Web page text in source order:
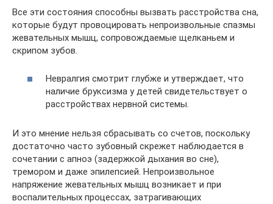
Все эти состояния способны вызвать расстройства сна,
которые будут провоцировать непроизвольные спазмы
жевательных мышц, сопровождаемые щелканьем и
скрипом зубов.
Невралгия смотрит глубже и утверждает, что
наличие бруксизма у детей свидетельствует о
расстройствах нервной системы.
И это мнение нельзя сбрасывать со счетов, поскольку
достаточно часто зубовный скрежет наблюдается в
сочетании с апноэ (задержкой дыхания во сне),
тремором и даже эпилепсией. Непроизвольное
напряжение жевательных мышц возникает и при
воспалительных процессах, затрагивающих